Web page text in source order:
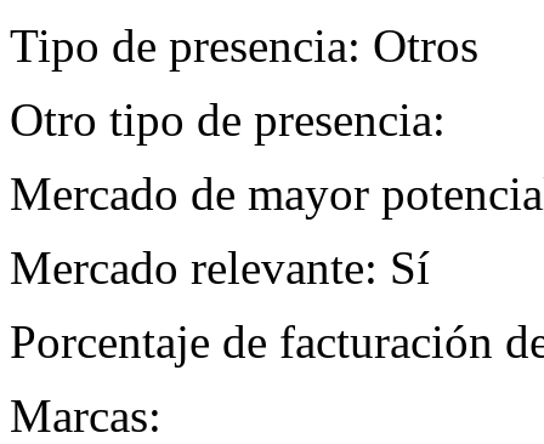
Tipo de presencia: Otros
Otro tipo de presencia:
Mercado de mayor
Mercado relevante: Sí
Porcentaje de facturación
Marcas: